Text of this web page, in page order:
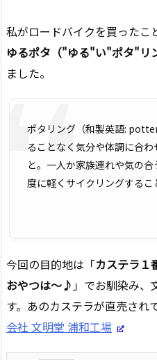
私がロードバイクを買ったこ
ゆるポタ（"ゆる"い"ポタ"リ
ました。
ポタリング（和製英語:
ることなく気分や体調に合
と。一人か家族連れや気の
度に軽くサイクリングするこ
今回の目的地は「カステラ
おやつは～♪ 」でお馴染み、
す。あのカステラが直売され
会社 文明堂 浦和工場